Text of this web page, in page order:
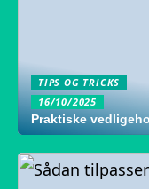
TIPS OG TRICKS
16/10/2025
Praktiske